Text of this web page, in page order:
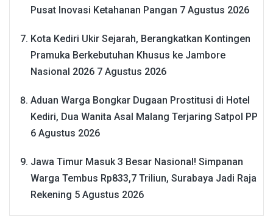
Pusat Inovasi Ketahanan Pangan 7 Agustus 2026
Kota Kediri Ukir Sejarah, Berangkatkan Kontingen
Pramuka Berkebutuhan Khusus ke Jambore
Nasional 2026 7 Agustus 2026
Aduan Warga Bongkar Dugaan Prostitusi di Hotel
Kediri, Dua Wanita Asal Malang Terjaring Satpol PP
6 Agustus 2026
Jawa Timur Masuk 3 Besar Nasional! Simpanan
Warga Tembus Rp833,7 Triliun, Surabaya Jadi Raja
Rekening 5 Agustus 2026